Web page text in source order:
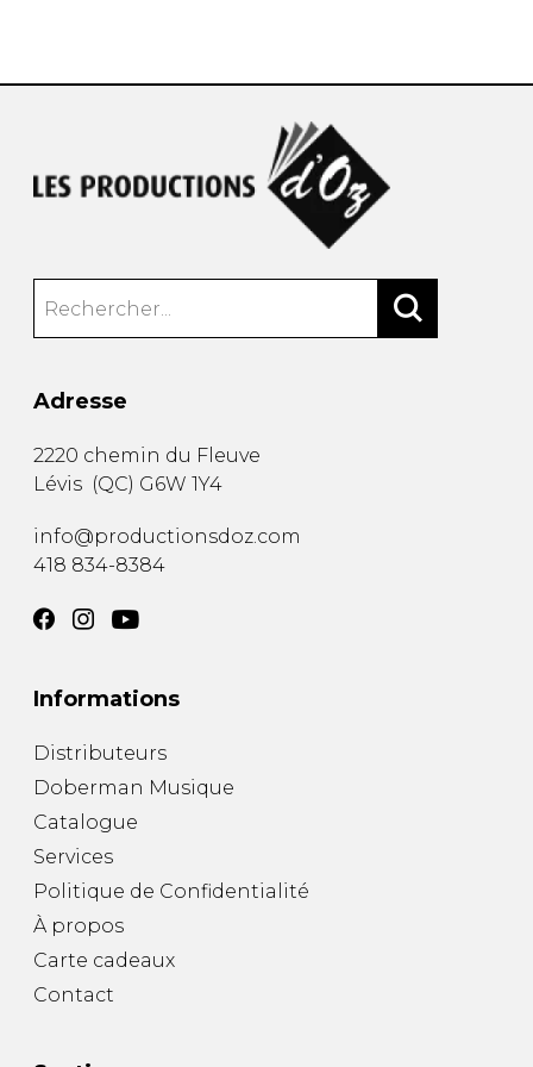
Adresse
2220 chemin du Fleuve
Lévis (QC) G6W 1Y4
info@productionsdoz.com
418 834-8384
Informations
Distributeurs
Doberman Musique
Catalogue
Services
Politique de Confidentialité
À propos
Carte cadeaux
Contact